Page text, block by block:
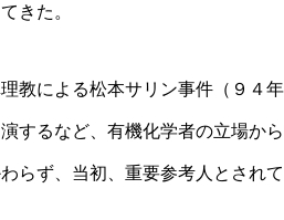
きた。
教による松本サリン事件（９４
するなど、有機化学者の立場か
らず、当初、重要参考人とされ